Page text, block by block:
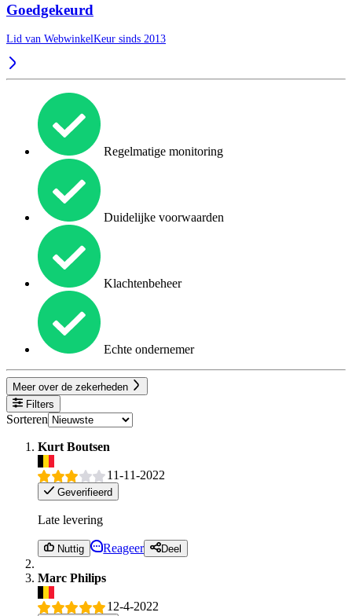
Goedgekeurd
Lid van WebwinkelKeur sinds 2013
Regelmatige monitoring
Duidelijke voorwaarden
Klachtenbeheer
Echte ondernemer
Meer over de zekerheden
Filters
Sorteren
Kurt Boutsen
11-11-2022
Geverifieerd
Late levering
Nuttig Reageer Deel
Marc Philips
12-4-2022